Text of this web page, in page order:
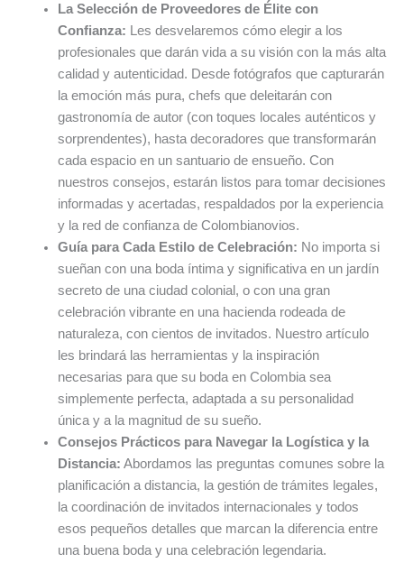
La Selección de Proveedores de Élite con
Confianza: Les desvelaremos cómo elegir a los
profesionales que darán vida a su visión con la más alta
calidad y autenticidad. Desde fotógrafos que capturarán
la emoción más pura, chefs que deleitarán con
gastronomía de autor (con toques locales auténticos y
sorprendentes), hasta decoradores que transformarán
cada espacio en un santuario de ensueño. Con
nuestros consejos, estarán listos para tomar decisiones
informadas y acertadas, respaldados por la experiencia
y la red de confianza de Colombianovios.
Guía para Cada Estilo de Celebración: No importa si
sueñan con una boda íntima y significativa en un jardín
secreto de una ciudad colonial, o con una gran
celebración vibrante en una hacienda rodeada de
naturaleza, con cientos de invitados. Nuestro artículo
les brindará las herramientas y la inspiración
necesarias para que su boda en Colombia sea
simplemente perfecta, adaptada a su personalidad
única y a la magnitud de su sueño.
Consejos Prácticos para Navegar la Logística y la
Distancia: Abordamos las preguntas comunes sobre la
planificación a distancia, la gestión de trámites legales,
la coordinación de invitados internacionales y todos
esos pequeños detalles que marcan la diferencia entre
una buena boda y una celebración legendaria.